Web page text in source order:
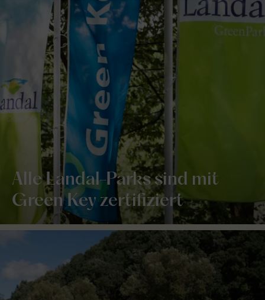
Alle Landal-Parks sind mit
Green Key zertifiziert